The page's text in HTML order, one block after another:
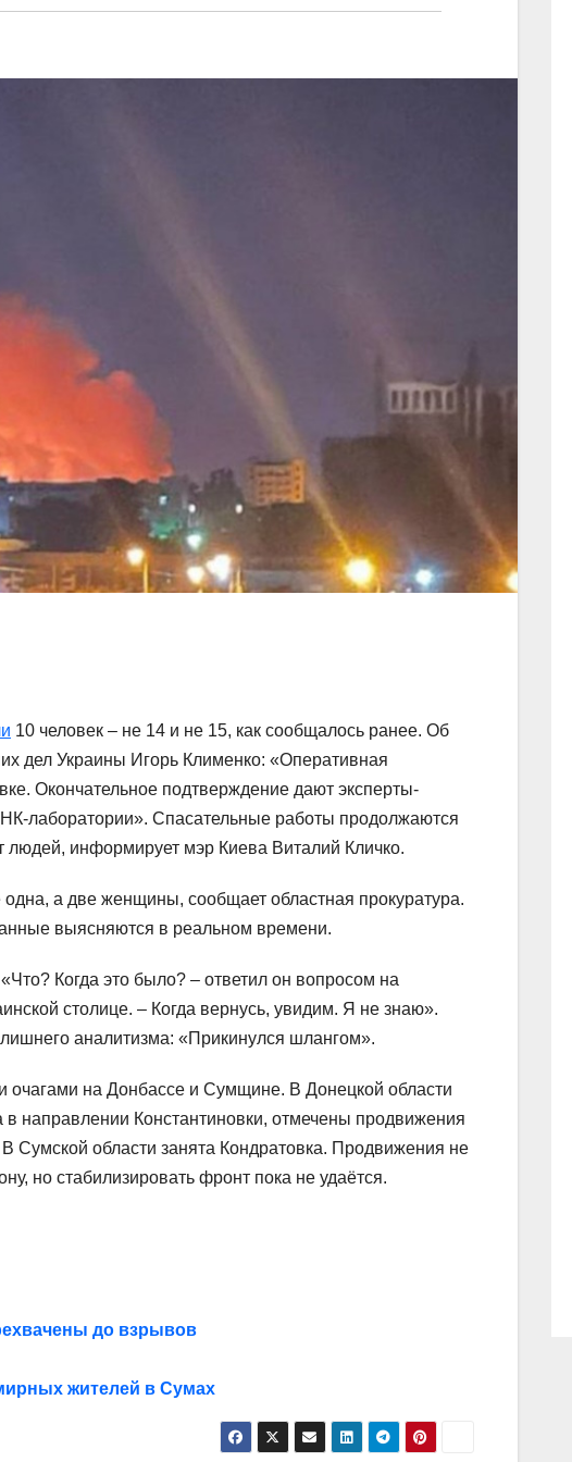
10 человек – не 14 и не 15, как сообщалось ранее. Об
дел Украины Игорь Клименко: «Оперативная
Окончательное подтверждение дают эксперты-
лаборатории». Спасательные работы продолжаются
информирует мэр Киева Виталий Кличко.
а две женщины, сообщает областная прокуратура.
выясняются в реальном времени.
Когда это было? – ответил он вопросом на
столице. – Когда вернусь, увидим. Я не знаю».
аналитизма: «Прикинулся шлангом».
очагами на Донбассе и Сумщине. В Донецкой области
направлении Константиновки, отмечены продвижения
области занята Кондратовка. Продвижения не
но стабилизировать фронт пока не удаётся.
до взрывов
жителей в Сумах